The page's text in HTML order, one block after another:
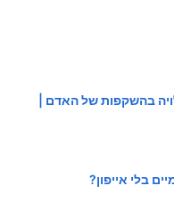
בהשקפות של האדם |
בלי אייפון?